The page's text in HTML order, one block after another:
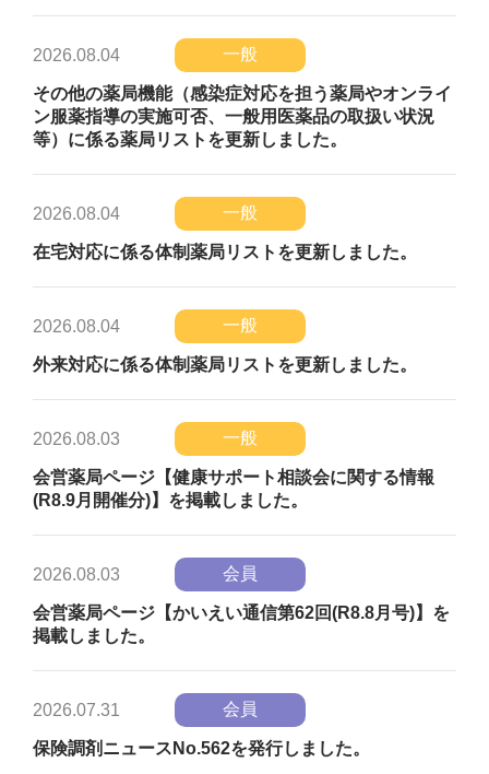
2026.08.04 一般
その他の薬局機能（感染症対応を担う薬局やオンライ
ン服薬指導の実施可否、一般用医薬品の取扱い状況
等）に係る薬局リストを更新しました。
2026.08.04 一般
在宅対応に係る体制薬局リストを更新しました。
2026.08.04 一般
外来対応に係る体制薬局リストを更新しました。
2026.08.03 一般
会営薬局ページ【健康サポート相談会に関する情報
(R8.9月開催分)】を掲載しました。
2026.08.03 会員
会営薬局ページ【かいえい通信第62回(R8.8月号)】を
掲載しました。
2026.07.31 会員
保険調剤ニュースNo.562を発行しました。